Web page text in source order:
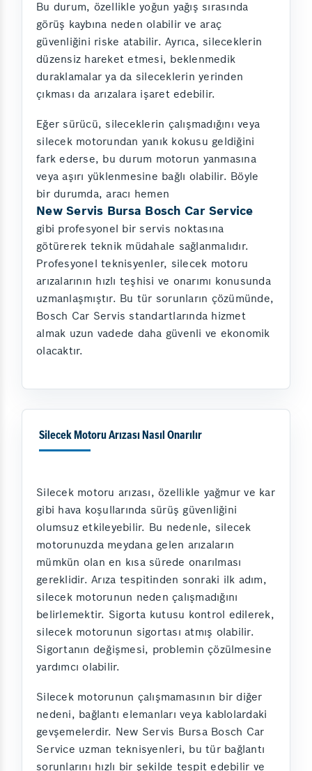
Bu durum, özellikle yoğun yağış sırasında
görüş kaybına neden olabilir ve araç
güvenliğini riske atabilir. Ayrıca, sileceklerin
düzensiz hareket etmesi, beklenmedik
duraklamalar ya da sileceklerin yerinden
çıkması da arızalara işaret edebilir.
Eğer sürücü, sileceklerin çalışmadığını veya
silecek motorundan yanık kokusu geldiğini
fark ederse, bu durum motorun yanmasına
veya aşırı yüklenmesine bağlı olabilir. Böyle
bir durumda, aracı hemen
New Servis Bursa Bosch Car Service
gibi profesyonel bir servis noktasına
götürerek teknik müdahale sağlanmalıdır.
Profesyonel teknisyenler, silecek motoru
arızalarının hızlı teşhisi ve onarımı konusunda
uzmanlaşmıştır. Bu tür sorunların çözümünde,
Bosch Car Servis standartlarında hizmet
almak uzun vadede daha güvenli ve ekonomik
olacaktır.
Silecek Motoru Arızası Nasıl Onarılır
Silecek motoru arızası, özellikle yağmur ve kar
gibi hava koşullarında sürüş güvenliğini
olumsuz etkileyebilir. Bu nedenle, silecek
motorunuzda meydana gelen arızaların
mümkün olan en kısa sürede onarılması
gereklidir. Arıza tespitinden sonraki ilk adım,
silecek motorunun neden çalışmadığını
belirlemektir. Sigorta kutusu kontrol edilerek,
silecek motorunun sigortası atmış olabilir.
Sigortanın değişmesi, problemin çözülmesine
yardımcı olabilir.
Silecek motorunun çalışmamasının bir diğer
nedeni, bağlantı elemanları veya kablolardaki
gevşemelerdir. New Servis Bursa Bosch Car
Service uzman teknisyenleri, bu tür bağlantı
sorunlarını hızlı bir şekilde tespit edebilir ve